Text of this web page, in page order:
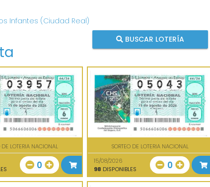
Infantes (Ciudad Real)
BUSCAR LOTERÍA
DE LOTERIA NACIONAL
0
SORTEO DE LOTERIA NACIONAL
15/08/2026
98 DISPONIBLES 0